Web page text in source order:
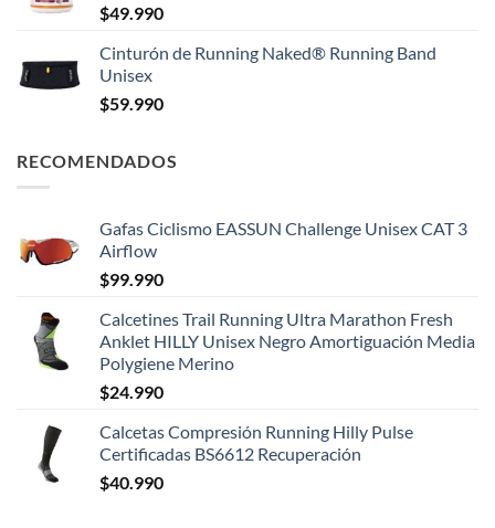
$49.990
Cinturón de Running Naked® Running Band
Unisex
$59.990
RECOMENDADOS
Gafas Ciclismo EASSUN Challenge Unisex CAT 3
Airflow
$99.990
Calcetines Trail Running Ultra Marathon Fresh
Anklet HILLY Unisex Negro Amortiguación Media
Polygiene Merino
$24.990
Calcetas Compresión Running Hilly Pulse
Certificadas BS6612 Recuperación
$40.990